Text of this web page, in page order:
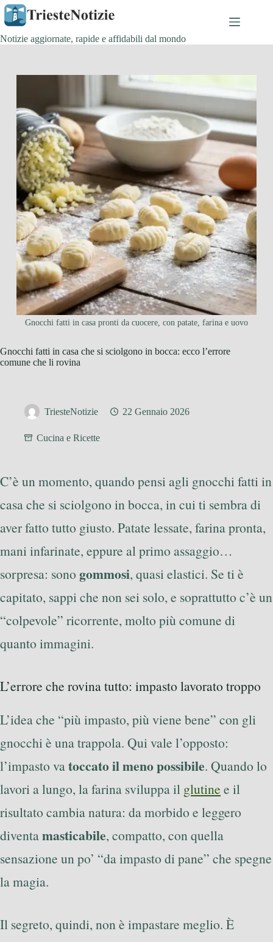
Salta
contenuto
Notizie aggiornate, rapide e affidabili dal mondo
Gnocchi fatti in casa pronti da cuocere, con patate, farina e uovo
Gnocchi fatti in casa che si sciolgono in bocca: ecco l’errore
comune che li rovina
TriesteNotizie 22 Gennaio 2026
Cucina e Ricette
C’è un momento, quando pensi agli gnocchi fatti in
casa che si sciolgono in bocca, in cui ti sembra di
aver fatto tutto giusto. Patate lessate, farina pronta,
mani infarinate, eppure al primo assaggio…
sorpresa: sono gommosi, quasi elastici. Se ti è
capitato, sappi che non sei solo, e soprattutto c’è un
“colpevole” ricorrente, molto più comune di
quanto immagini.
L’errore che rovina tutto: impasto lavorato troppo
L’idea che “più impasto, più viene bene” con gli
gnocchi è una trappola. Qui vale l’opposto:
l’impasto vatoccato il meno possibile. Quando lo
lavori a lungo, la farina sviluppa il glutine e il
risultato cambia natura: da morbido e leggero
diventamasticabile, compatto, con quella
sensazione un po’ “da impasto di pane” che spegne
la magia.
Il segreto, quindi, non è impastare meglio. È